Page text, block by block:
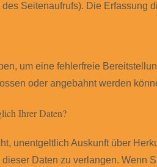
Seitenaufrufs). Die Erfassung
um eine fehlerfreie
oder angebahnt werden
Ihrer Daten?
unentgeltlich Auskunft über
Daten zu verlangen. Wenn